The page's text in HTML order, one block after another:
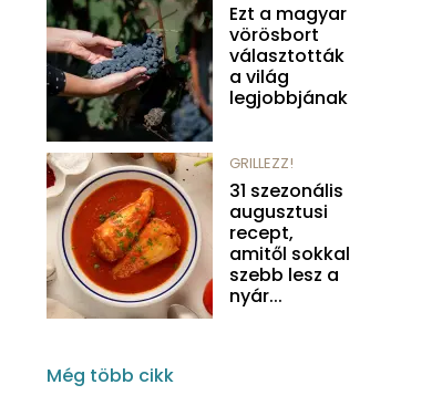
Ezt a magyar
vörösbort
választották
a világ
legjobbjának
GRILLEZZ!
31 szezonális
augusztusi
recept,
amitől sokkal
szebb lesz a
nyár...
Még több cikk